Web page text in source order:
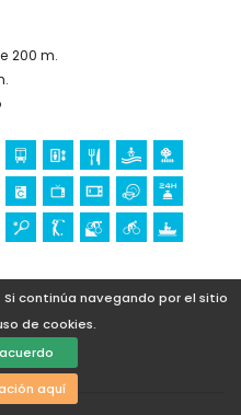
continúa navegando por el sitio
de cookies.
aquí
de 5 kilómetros del
(sujeto a aprobación).
200 m.